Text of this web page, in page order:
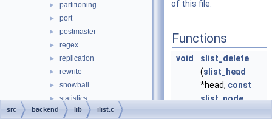
► partitioning
► port
► postmaster
► regex
► replication
► rewrite
► snowball
► statistics
► storage
of this file.
Functions
void
slist_delete
(slist_head
*head, const
slist_node
src backend lib ilist.c